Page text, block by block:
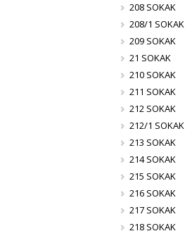
208 SOKAK
208/1 SOKAK
209 SOKAK
21 SOKAK
210 SOKAK
211 SOKAK
212 SOKAK
212/1 SOKAK
213 SOKAK
214 SOKAK
215 SOKAK
216 SOKAK
217 SOKAK
218 SOKAK